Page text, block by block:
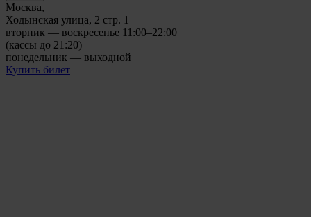
Москва,
Ходынская улица, 2 стр. 1
вторник — воскресенье 11:00–22:00
(кассы до 21:20)
понедельник — выходной
Купить билет